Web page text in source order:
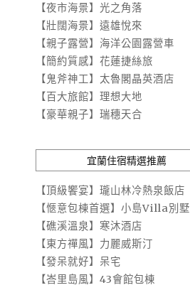
【夜市海景】光之角落
【壯闊海景】遠雄悅來
【親子露營】海洋公園露營車
【簡約質感】花蓮捷絲旅
【鬼斧神工】太魯閣晶英酒店
【百大旅館】理想大地
【豪華親子】瑞穗天合
宜蘭住宿精選推薦
【頂級饗宴】瓏山林冷熱泉飯店
【愜意包棟首選】小島Villa別墅
【礁溪溫泉】寒沐酒店
【東方禪風】力麗威斯汀
【發呆就好】呆宅
【峇里島風】43會館包棟